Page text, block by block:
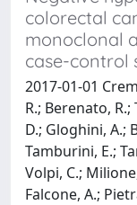
colorectal
monoclonal
case-control
2017-01-01
R.; Berenato,
D.; Gloghini, A.;
Tamburini, E.;
Volpi, C.;
Falcone, A.;